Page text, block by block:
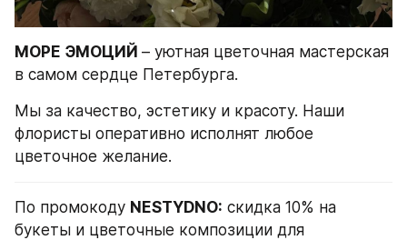
МОРЕ ЭМОЦИЙ – уютная цветочная мастерская
в самом сердце Петербурга.
Мы за качество, эстетику и красоту. Наши
флористы оперативно исполнят любое
цветочное желание.
По промокоду NESTYDNO: скидка 10% на
букеты и цветочные композиции для